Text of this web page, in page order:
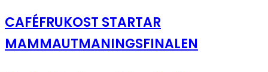
CAFÉFRUKOST STARTAR
MAMMAUTMANINGSFINALEN